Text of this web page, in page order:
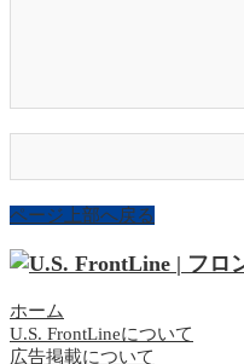
ページ上部へ戻る
ホーム
U.S. FrontLineについて
広告掲載について